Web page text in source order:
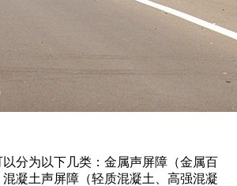
分为以下几类：金属声屏障（金属百
凝土声屏障（轻质混凝土、高强混凝